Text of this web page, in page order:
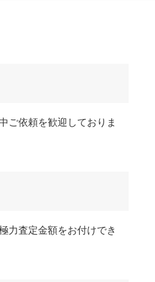
ご依頼を歓迎しておりま
力査定金額をお付けでき